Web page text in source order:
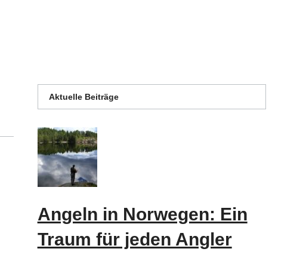
Aktuelle Beiträge
Angeln in Norwegen: Ein
Traum für jeden Angler